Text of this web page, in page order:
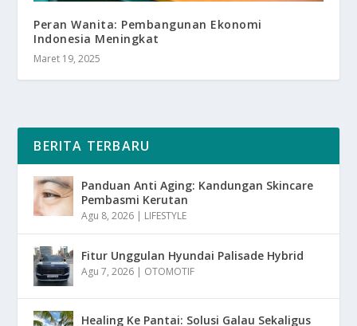
Peran Wanita: Pembangunan Ekonomi
Indonesia Meningkat
Maret 19, 2025
BERITA TERBARU
Panduan Anti Aging: Kandungan Skincare
Pembasmi Kerutan
Agu 8, 2026 | LIFESTYLE
Fitur Unggulan Hyundai Palisade Hybrid
Agu 7, 2026 | OTOMOTIF
Healing Ke Pantai: Solusi Galau Sekaligus